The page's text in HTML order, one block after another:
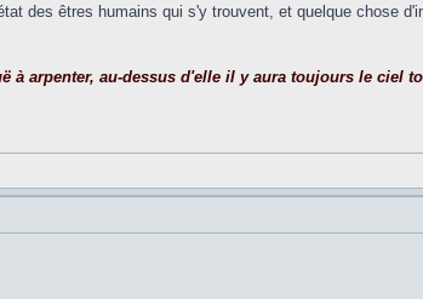
des êtres humains qui s'y trouvent, et quelque chose
à arpenter, au-dessus d'elle il y aura toujours le ciel